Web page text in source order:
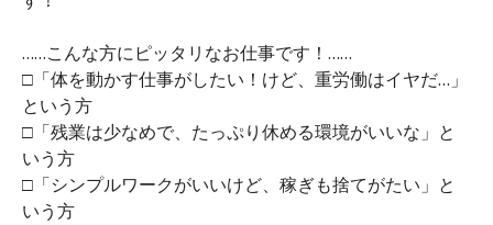
……こんな方にピッタリなお仕事です！……
□「体を動かす仕事がしたい！けど、重労働はイヤだ…」
という方
□「残業は少なめで、たっぷり休める環境がいいな」と
いう方
□「シンプルワークがいいけど、稼ぎも捨てがたい」と
いう方